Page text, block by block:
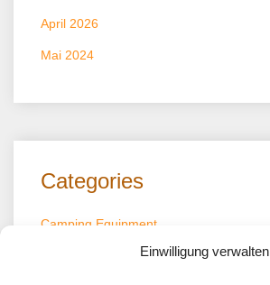
Einwilligung verwalten
April 2026
Mai 2024
Categories
Camping Equipment
Capmgrounds/Campingplätze